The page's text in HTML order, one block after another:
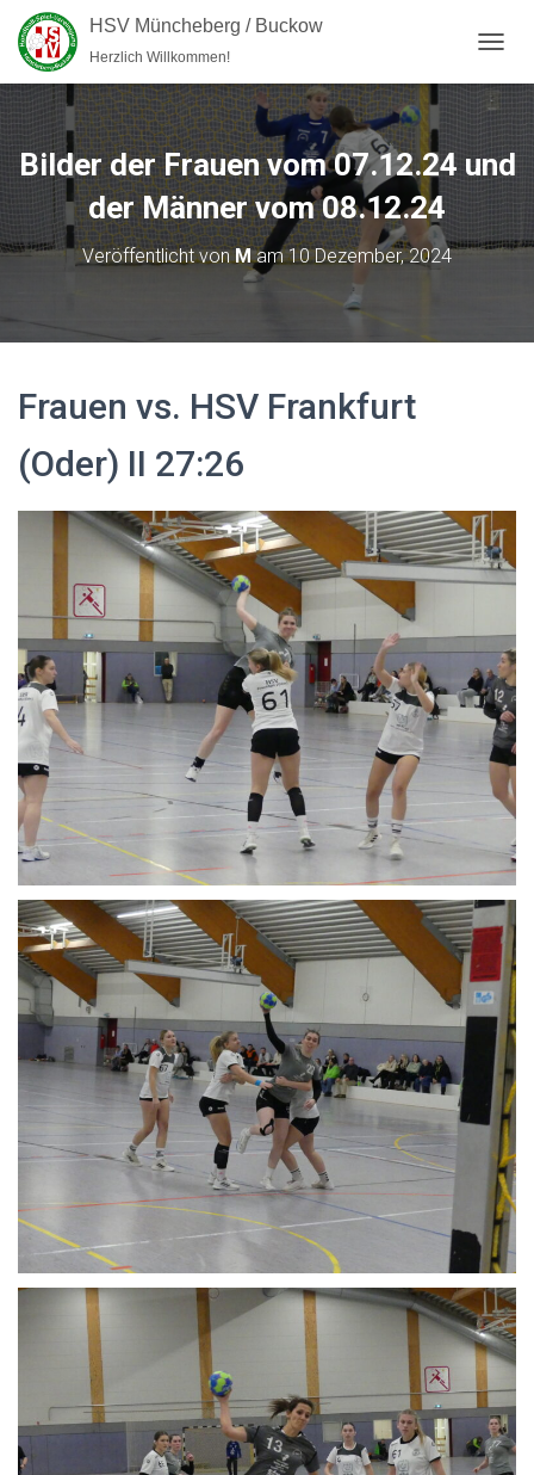
HSV Müncheberg / Buckow
Herzlich Willkommen!
Bilder der Frauen vom 07.12.24 und
der Männer vom 08.12.24
Veröffentlicht vonMam10 Dezember, 2024
Frauen vs. HSV Frankfurt
(Oder) II 27:26